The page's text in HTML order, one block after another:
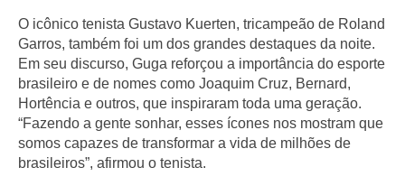
O icônico tenista Gustavo Kuerten, tricampeão de Roland
Garros, também foi um dos grandes destaques da noite.
Em seu discurso, Guga reforçou a importância do esporte
brasileiro e de nomes como Joaquim Cruz, Bernard,
Hortência e outros, que inspiraram toda uma geração.
“Fazendo a gente sonhar, esses ícones nos mostram que
somos capazes de transformar a vida de milhões de
brasileiros”, afirmou o tenista.